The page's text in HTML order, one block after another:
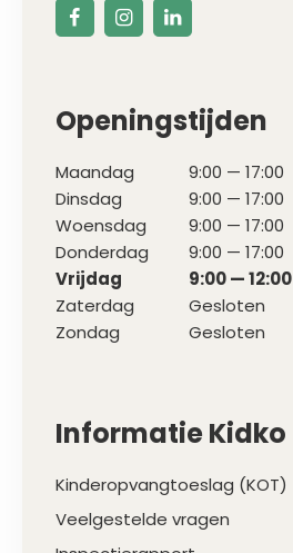
Openingstijden
Maandag
9:00 — 17:00
Dinsdag
9:00 — 17:00
Woensdag
9:00 — 17:00
Donderdag
9:00 — 17:00
Vrijdag
9:00 — 12:00
Zaterdag
Gesloten
Zondag
Gesloten
Informatie Kidko
Kinderopvangtoeslag (KOT)
Veelgestelde vragen